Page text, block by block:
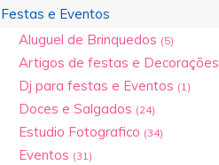
Festas e Eventos
Aluguel de Brinquedos (5)
Artigos de festas e Decorações
Dj para festas e Eventos (1)
Doces e Salgados (24)
Estudio Fotografico (34)
Eventos (31)